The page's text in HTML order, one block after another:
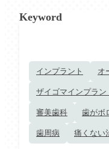
Keyword
インプラント オ
ザイゴマインプラン
審美歯科 歯がボ
歯周病 痛くない